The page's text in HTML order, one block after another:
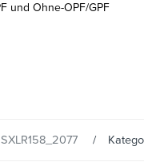
und Ohne-OPF/GPF